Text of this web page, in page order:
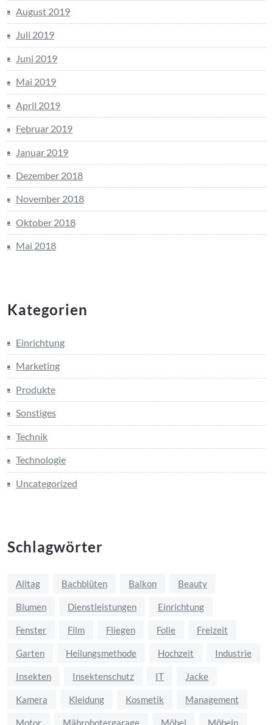
August 2019
Juli 2019
Juni 2019
Mai 2019
April 2019
Februar 2019
Januar 2019
Dezember 2018
November 2018
Oktober 2018
Mai 2018
Kategorien
Einrichtung
Marketing
Produkte
Sonstiges
Technik
Technologie
Uncategorized
Schlagwörter
Alltag Bachblüten Balkon Beauty
Blumen Dienstleistungen Einrichtung
Fenster Film Fliegen Folie Freizeit
Garten Heilungsmethode Hochzeit Industrie
Insekten Insektenschutz IT Jacke
Kamera Kleidung Kosmetik Management
Motor Mährobotergarage Möbel Möbeln